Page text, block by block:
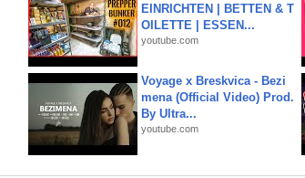
EINRICHTEN | BETTEN & T
OILETTE | ESSEN...
youtube.com
Voyage x Breskvica - Bezi
mena (Official Video) Prod.
By Ultra...
youtube.com